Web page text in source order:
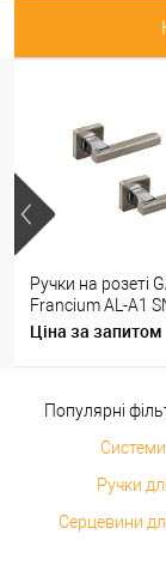
Ручки на розеті
Francium AL-A1
нікель/хром
Ціна за запитом
Популярні
Ручки
Серцевини